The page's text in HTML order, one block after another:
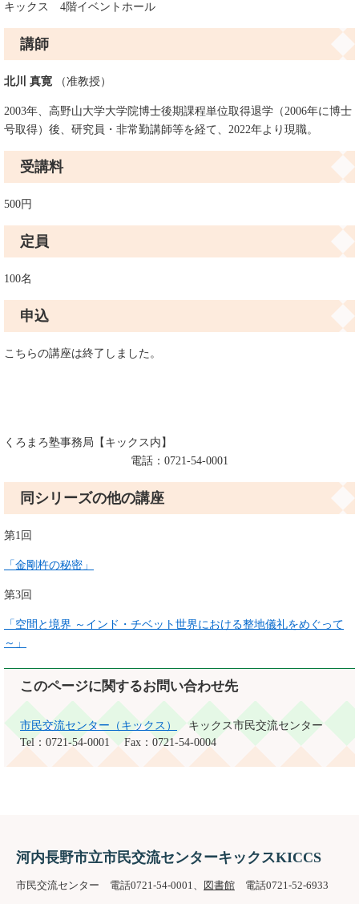
キックス 4階イベントホール
講師
北川 真寛 （准教授）
2003年、高野山大学大学院博士後期課程単位取得退学（2006年に博士
号取得）後、研究員・非常勤講師等を経て、2022年より現職。
受講料
500円
定員
100名
申込
こちらの講座は終了しました。
くろまろ塾事務局【キックス内】
電話：0721-54-0001
同シリーズの他の講座
第1回
「金剛杵の秘密」
第3回
「空間と境界 ～インド・チベット世界における整地儀礼をめぐって
～」
このページに関するお問い合わせ先
市民交流センター（キックス）
キックス市民交流センター
Tel：0721-54-0001
Fax：0721-54-0004
河内長野市立市民交流センターキックスKICCS
市民交流センター 電話0721-54-0001、 図書館 電話0721-52-6933